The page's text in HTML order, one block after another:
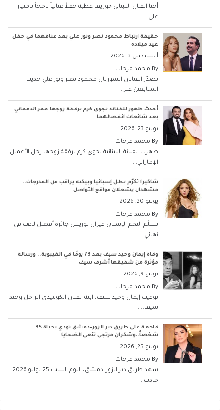
أحيا الفنان اللبناني جوزيف عطية حفلاً غنائياً ناجحاً بامتياز
على...
حقيقة ارتباط محمود نصر ونور علي بعد عناقهما في حفل
عيد ميلاده
أغسطس 3, 2026
By محمد فرحات
تصدّر الفنانان السوريان محمود نصر ونور علي حديث
المتابعين عبر...
أحدث ظهور للفنانة نجوى كرم برفقة زوجها عمر الدهماني
بعد شائعات انفصالهما
يوليو 23, 2026
By محمد فرحات
ظهرت الفنانة اللبنانية نجوى كرم برفقة زوجها رجل الأعمال
الإماراتي...
شاكيرا تكرّم بطل إسبانيا وبيكيه يراقب من المدرجات..
مشهدان يشعلان مواقع التواصل
يوليو 20, 2026
By محمد فرحات
تسلّم النجم الإسباني فيران توريس جائزة أفضل لاعب في
نهائي...
وفاة إيمان وحيد سيف بعد 73 يومًا في الغيبوبة.. ورسالة
مؤثرة من شقيقها أشرف سيف
يوليو 9, 2026
By محمد فرحات
توفيت إيمان وحيد سيف، ابنة الفنان الكوميدي الراحل وحيد
سيف،...
فاجعة على طريق دير الزور–دمشق تودي بحياة 35
شخصاً..وشكران مرتجى تنعى الضحايا
يوليو 25, 2026
By محمد فرحات
شهد طريق دير الزور–دمشق، اليوم السبت 25 يوليو 2026،
حادث...